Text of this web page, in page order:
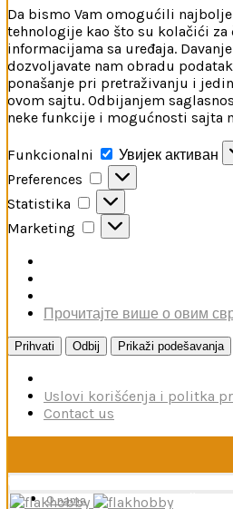
Da bismo Vam omogućili
tehnologije kao što su kolačići
informacijama sa uređaja.
dozvoljavate nam obradu
ponašanje pri pretraživanju i
ovom sajtu. Odbijanjem
neke funkcije i mogućnosti sajta
Funkcionalni Funkcionalni
Увијек активан
Preferences
Preferences
Statistika
Statistika
Marketing
Marketing
Прочитајте више о овим
Prihvati Odbij Prikaži podešavanja
Uslovi korišćenja i politka
Contact us
kao i boja firme MRP.
O nama